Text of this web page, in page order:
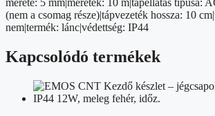
mérete: 5 mm|méretek: 10 m|tápellátás típusa:
(nem a csomag része)|tápvezeték hossza: 10
nem|termék: lánc|védettség: IP44
Kapcsolódó termékek